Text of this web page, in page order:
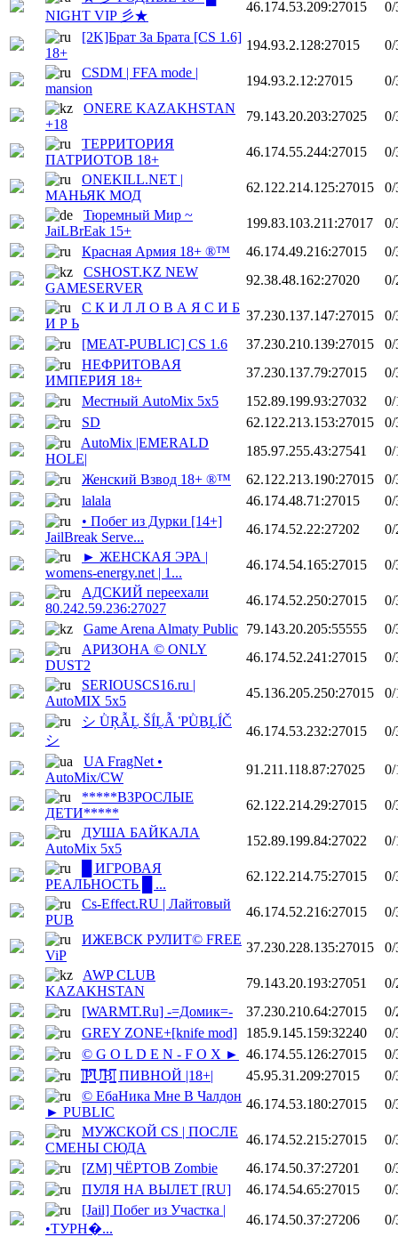
NIGHT VIP 彡★
46.174.53.209:27015
0/
[2K]Брат За Брата [CS 1.6]
18+
194.93.2.128:27015
0/
CSDM | FFA mode |
mansion
194.93.2.12:27015
0/
ONERE KAZAKHSTAN
+18
79.143.20.203:27025
0/
ТЕРРИТОРИЯ
ПАТРИОТОВ 18+
46.174.55.244:27015
0/
ONEKILL.NET |
МАНЬЯК МОД
62.122.214.125:27015
0/
Тюремный Мир ~
JaiLBrEak 15+
199.83.103.211:27017
0/
Красная Армия 18+ ®™
46.174.49.216:27015
0/
CSHOST.KZ NEW
GAMESERVER
92.38.48.162:27020
0/
С К И Л Л О В А Я С И Б
И Р Ь
37.230.137.147:27015
0/
[MEAT-PUBLIC] CS 1.6
37.230.210.139:27015
0/
HEФPИTOBAЯ
ИMПEPИЯ 18+
37.230.137.79:27015
0/
Местный AutoMix 5x5
152.89.199.93:27032
0/
SD
62.122.213.153:27015
0/
AutoMix |EMERALD
HOLE|
185.97.255.43:27541
0/
Женский Взвод 18+ ®™
62.122.213.190:27015
0/
lalala
46.174.48.71:27015
0/
• Побег из Дурки [14+]
JailBreak Serve...
46.174.52.22:27202
0/
► ЖЕНСКАЯ ЭРА |
womens-energy.net | 1...
46.174.54.165:27015
0/
АДСКИЙ переехали
80.242.59.236:27027
46.174.52.250:27015
0/
Game Arena Almaty Public 79.143.20.205:55555
0/
АРИЗОНА © ONLY
DUST2
46.174.52.241:27015
0/
SERIOUSCS16.ru |
AutoMIX 5x5
45.136.205.250:27015
0/
シ ǛŖẪḼ ŠḮḼẪ ῬǛḆḼḮČ
シ
46.174.53.232:27015
0/
UA FragNet •
AutoMix/CW
91.211.118.87:27025
0/
*****ВЗРОСЛЫЕ
ДЕТИ*****
62.122.214.29:27015
0/
ДУША БАЙКАЛА
AutoMix 5x5
152.89.199.84:27022
0/
█ ИГРОВАЯ
РЕАЛЬНОСТЬ █ ...
62.122.214.75:27015
0/
Cs-Effect.RU | Лайтовый
PUB
46.174.52.216:27015
0/
ИЖЕВСК РУЛИТ© FREE
ViP
37.230.228.135:27015
0/
AWP CLUB
KAZAKHSTAN
79.143.20.193:27051
0/
[WARMT.Ru] -=Домик=-
37.230.210.64:27015
0/
GREY ZONE+[knife mod]
185.9.145.159:32240
0/
© G O L D E N - F O X ►
46.174.55.126:27015
0/
|͇̿P͇̿U͇̿B͇̿| ПИВНОЙ |18+|
45.95.31.209:27015
0/
© ЕбаНика Мне В Чалдон
► PUBLIC
46.174.53.180:27015
0/
МУЖСКОЙ CS | ПОСЛЕ
СМЕНЫ СЮДА
46.174.52.215:27015
0/
[ZM] ЧЁРТОВ Zombie
46.174.50.37:27201
0/
ПУЛЯ НА ВЫЛЕТ [RU]
46.174.54.65:27015
0/
[Jail] Побег из Участка |
•ТУРН�...
46.174.50.37:27206
0/